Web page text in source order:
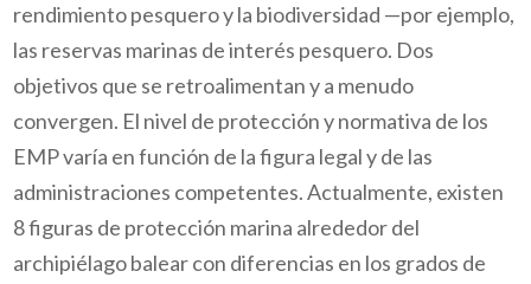
rendimiento pesquero y la biodiversidad —por ejemplo,
las reservas marinas de interés pesquero. Dos
objetivos que se retroalimentan y a menudo
convergen. El nivel de protección y normativa de los
EMP varía en función de la figura legal y de las
administraciones competentes. Actualmente, existen
8 figuras de protección marina alrededor del
archipiélago balear con diferencias en los grados de